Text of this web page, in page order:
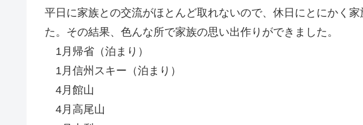
平日に家族との交流がほとんど取れないので、休日にとにかく
た。その結果、色んな所で家族の思い出作りができました。
1月帰省（泊まり）
1月信州スキー（泊まり）
4月館山
4月高尾山